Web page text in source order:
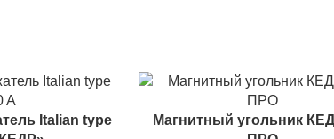
Italian type
Магнитный угольник